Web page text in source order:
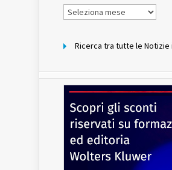
Notizie
per
Ricerca tra tutte le Notizie